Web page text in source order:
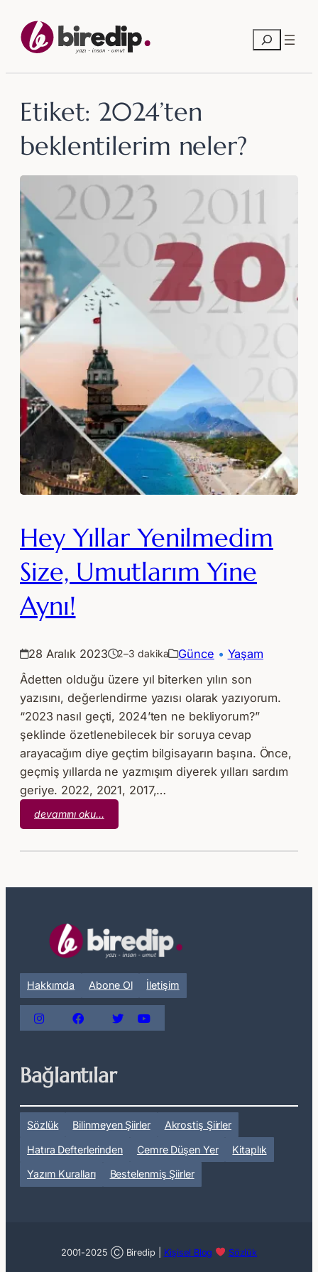
geç
Ara
Etiket: 2024’ten
beklentilerim neler?
Hey Yıllar Yenilmedim
Size, Umutlarım Yine
Aynı!
28 Aralık 2023 2–3 dakika Günce • Yaşam
Âdetten olduğu üzere yıl biterken yılın son
yazısını, değerlendirme yazısı olarak yazıyorum.
“2023 nasıl geçti, 2024’ten ne bekliyorum?”
şeklinde özetlenebilecek bir soruya cevap
arayacağım diye geçtim bilgisayarın başına. Önce,
geçmiş yıllarda ne yazmışım diyerek yılları sardım
geriye. 2022, 2021, 2017,…
devamını oku…
Hey
Umutlarım
Hakkımda Abone Ol İletişim
Bağlantılar
Sözlük Bilinmeyen Şiirler Akrostiş Şiirler
Hatıra Defterlerinden Cemre Düşen Yer Kitaplık
Yazım Kuralları Bestelenmiş Şiirler
2001-2025 Ⓒ Biredip | Kişisel Blog Sözlük